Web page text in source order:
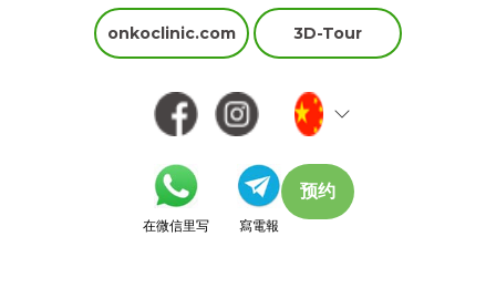
onkoclinic.com 3D-Tour
在微信里写 寫電報
预约